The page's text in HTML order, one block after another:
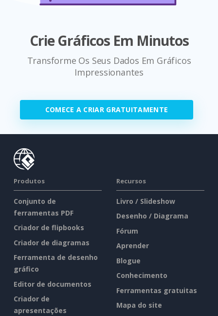
Crie Gráficos Em Minutos
Transforme Os Seus Dados Em Gráficos
Impressionantes
COMECE A CRIAR GRATUITAMENTE
Produtos
Conjunto de
ferramentas PDF
Criador de flipbooks
Criador de diagramas
Ferramenta de desenho
gráfico
Editor de documentos
Criador de
apresentações
Recursos
Livro / Slideshow
Desenho / Diagrama
Fórum
Aprender
Blogue
Conhecimento
Ferramentas gratuitas
Mapa do site